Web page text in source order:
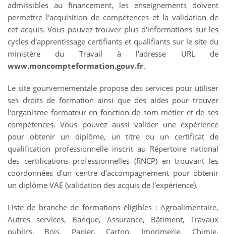
admissibles au financement, les enseignements doivent
permettre l'acquisition de compétences et la validation de
cet acquis. Vous pouvez trouver plus d'informations sur les
cycles d'apprentissage certifiants et qualifiants sur le site du
ministère du Travail à l'adresse URL de
www.moncompteformation.gouv.fr.
Le site gourvernementale propose des services pour utiliser
ses droits de formation ainsi que des aides pour trouver
l'organisme formateur en fonction de som métier et de ses
compétences. Vous pouvez aussi valider une expérience
pour obtenir un diplôme, un titre ou un certificat de
qualification professionnelle inscrit au Répertoire national
des certifications professionnelles (RNCP) en trouvant les
coordonnées d'un centre d'accompagnement pour obtenir
un diplôme VAE (validation des acquis de l'expérience).
Liste de branche de formations éligibles : Agroalimentaire,
Autres services, Banque, Assurance, Bâtiment, Travaux
publics, Bois, Papier, Carton, Imprimerie, Chimie,